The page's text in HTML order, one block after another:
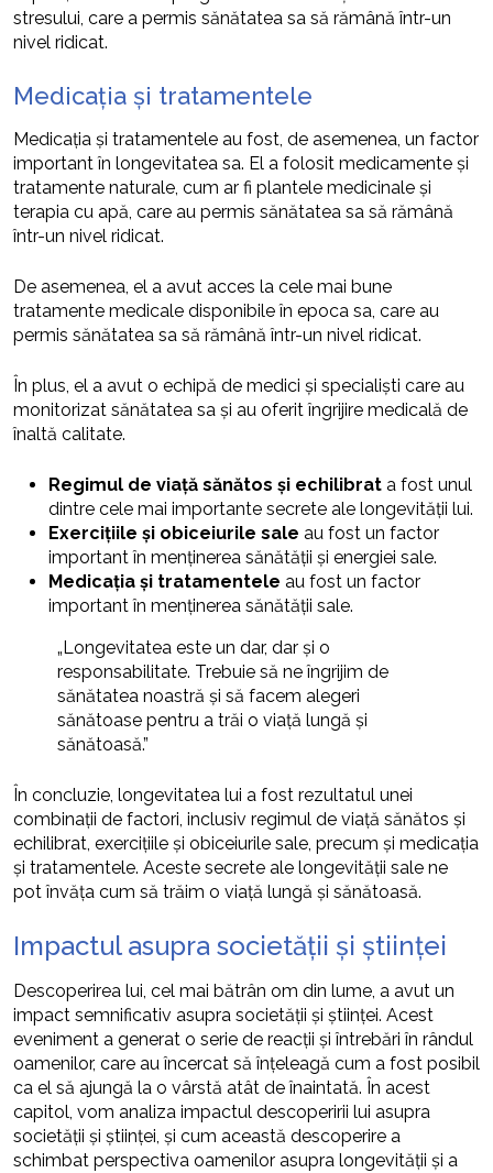
stresului, care a permis sănătatea sa să rămână într-un
nivel ridicat.
Medicația și tratamentele
Medicația și tratamentele au fost, de asemenea, un factor
important în longevitatea sa. El a folosit medicamente și
tratamente naturale, cum ar fi plantele medicinale și
terapia cu apă, care au permis sănătatea sa să rămână
într-un nivel ridicat.
De asemenea, el a avut acces la cele mai bune
tratamente medicale disponibile în epoca sa, care au
permis sănătatea sa să rămână într-un nivel ridicat.
În plus, el a avut o echipă de medici și specialiști care au
monitorizat sănătatea sa și au oferit îngrijire medicală de
înaltă calitate.
Regimul de viață sănătos și echilibrat a fost unul
dintre cele mai importante secrete ale longevității lui.
Exercițiile și obiceiurile sale au fost un factor
important în menținerea sănătății și energiei sale.
Medicația și tratamentele au fost un factor
important în menținerea sănătății sale.
„Longevitatea este un dar, dar și o
responsabilitate. Trebuie să ne îngrijim de
sănătatea noastră și să facem alegeri
sănătoase pentru a trăi o viață lungă și
sănătoasă.”
În concluzie, longevitatea lui a fost rezultatul unei
combinații de factori, inclusiv regimul de viață sănătos și
echilibrat, exercițiile și obiceiurile sale, precum și medicația
și tratamentele. Aceste secrete ale longevității sale ne
pot învăța cum să trăim o viață lungă și sănătoasă.
Impactul asupra societății și științei
Descoperirea lui, cel mai bătrân om din lume, a avut un
impact semnificativ asupra societății și științei. Acest
eveniment a generat o serie de reacții și întrebări în rândul
oamenilor, care au încercat să înțeleagă cum a fost posibil
ca el să ajungă la o vârstă atât de înaintată. În acest
capitol, vom analiza impactul descoperirii lui asupra
societății și științei, și cum această descoperire a
schimbat perspectiva oamenilor asupra longevității și a